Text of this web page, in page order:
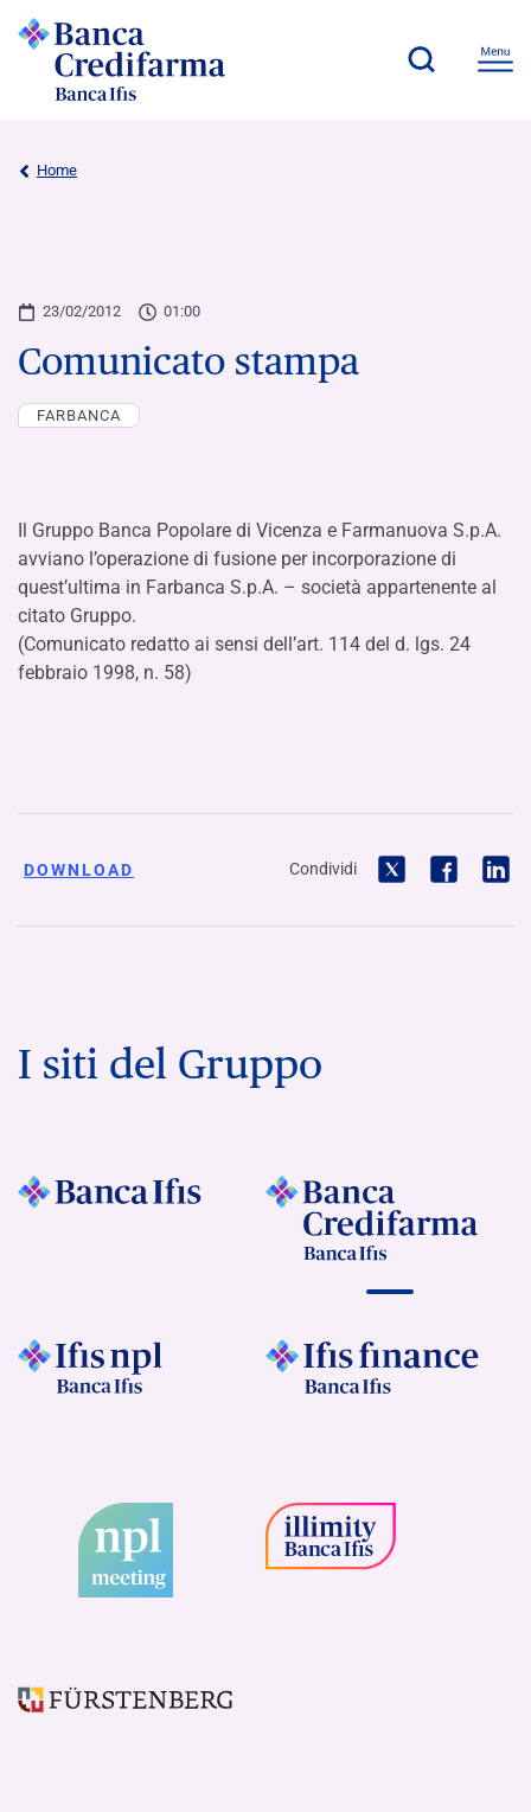
Home
23/02/2012 01:00
Comunicato stampa
FARBANCA
Il Gruppo Banca Popolare di Vicenza e Farmanuova S.p.A.
avviano l’operazione di fusione per incorporazione di
quest’ultima in Farbanca S.p.A. – società appartenente al
citato Gruppo.
(Comunicato redatto ai sensi dell’art. 114 del d. lgs. 24
febbraio 1998, n. 58)
DOWNLOAD Condividi
I siti del Gruppo